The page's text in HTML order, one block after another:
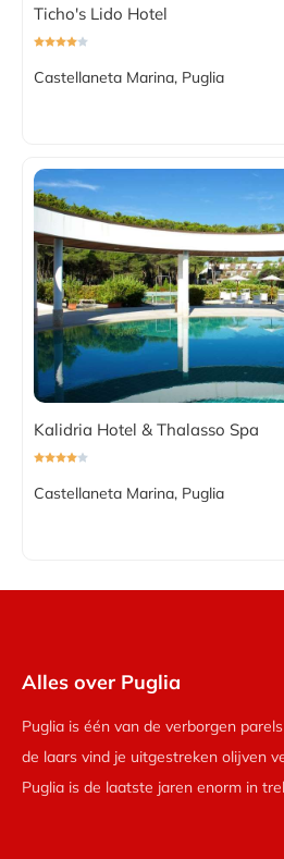
Ticho's Lido Hotel
Castellaneta Marina, Puglia
Kalidria Hotel & Thalasso Spa
Castellaneta Marina, Puglia
Alles over Puglia
Puglia is één van de verborgen
de laars vind je uitgestreken olijven
Puglia is de laatste jaren enorm in